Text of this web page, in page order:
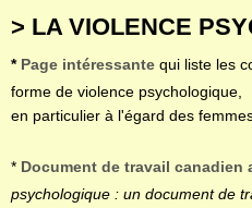
> LA VIOLENCE
* Page intéressante qui liste les
forme de violence psychologique,
en particulier à l'égard des
* Document de travail canadien
psychologique : un document de